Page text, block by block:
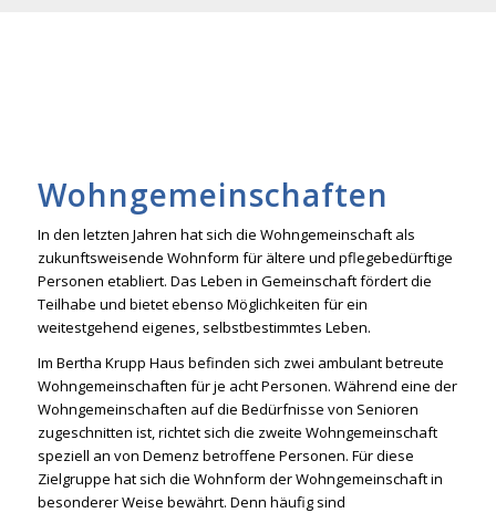
Wohngemeinschaften
In den letzten Jahren hat sich die Wohngemeinschaft als
zukunftsweisende Wohnform für ältere und pflegebedürftige
Personen etabliert. Das Leben in Gemeinschaft fördert die
Teilhabe und bietet ebenso Möglichkeiten für ein
weitestgehend eigenes, selbstbestimmtes Leben.
Im Bertha Krupp Haus befinden sich zwei ambulant betreute
Wohngemeinschaften für je acht Personen. Während eine der
Wohngemeinschaften auf die Bedürfnisse von Senioren
zugeschnitten ist, richtet sich die zweite Wohngemeinschaft
speziell an von Demenz betroffene Personen. Für diese
Zielgruppe hat sich die Wohnform der Wohngemeinschaft in
besonderer Weise bewährt. Denn häufig sind